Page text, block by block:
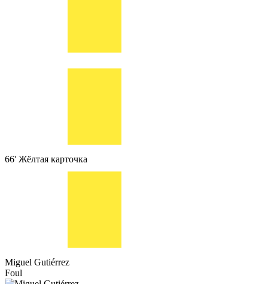
66' Жёлтая карточка
Miguel Gutiérrez
Foul